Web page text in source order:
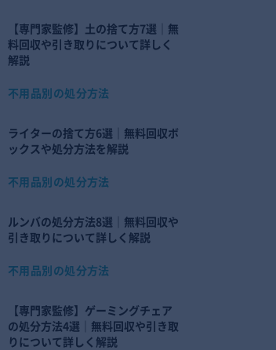
【専門家監修】土の捨て方7選｜無
料回収や引き取りについて詳しく
解説
不用品別の処分方法
ライターの捨て方6選｜無料回収ボ
ックスや処分方法を解説
不用品別の処分方法
ルンバの処分方法8選｜無料回収や
引き取りについて詳しく解説
不用品別の処分方法
【専門家監修】ゲーミングチェア
の処分方法4選｜無料回収や引き取
りについて詳しく解説